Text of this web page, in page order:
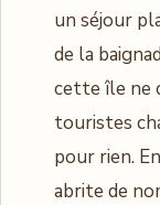
un séjour
de la
cette île ne
touristes
pour rien.
abrite de